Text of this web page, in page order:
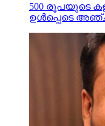
500 രൂപയുടെ
ഉള്‍പ്പെടെ